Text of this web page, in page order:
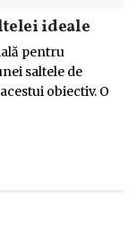
ideale
pentru
saltele de
obiectiv. O